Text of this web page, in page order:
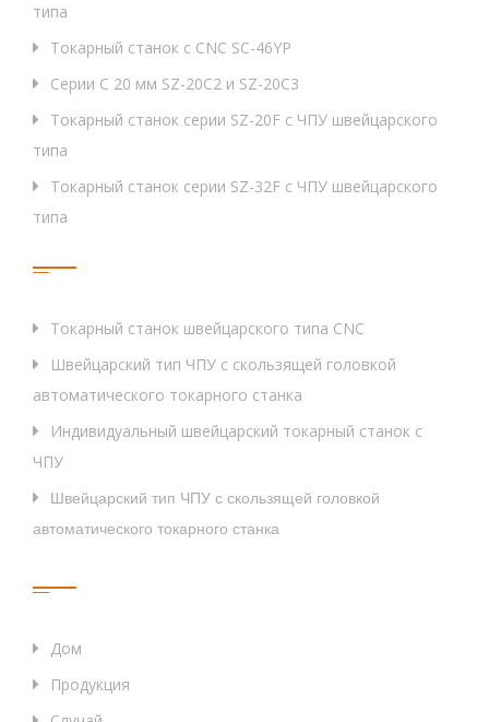
типа
Токарный станок с CNC SC-46YP
Серии C 20 мм SZ-20C2 и SZ-20C3
Токарный станок серии SZ-20F с ЧПУ швейцарского
типа
Токарный станок серии SZ-32F с ЧПУ швейцарского
типа
Токарный станок швейцарского типа CNC
Швейцарский тип ЧПУ с скользящей головкой
автоматического токарного станка
Индивидуальный швейцарский токарный станок с
ЧПУ
Швейцарский тип ЧПУ с скользящей головкой
автоматического токарного станка
Дом
Продукция